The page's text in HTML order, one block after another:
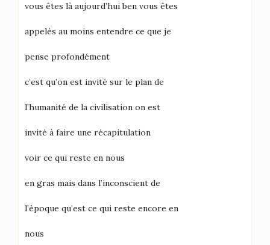
vous êtes là aujourd’hui ben vous êtes
appelés au moins entendre ce que je
pense profondément
c’est qu’on est invité sur le plan de
l’humanité de la civilisation on est
invité à faire une récapitulation
voir ce qui reste en nous
en gras mais dans l’inconscient de
l’époque qu’est ce qui reste encore en
nous